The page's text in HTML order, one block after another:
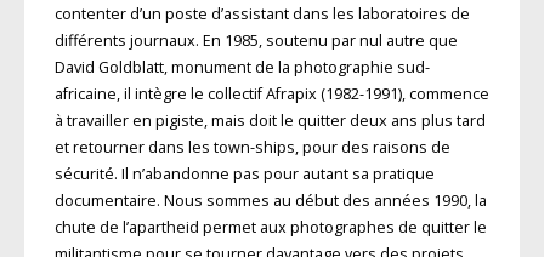
contenter d’un poste d’assistant dans les laboratoires de
différents journaux. En 1985, soutenu par nul autre que
David Goldblatt, monument de la photographie sud-
africaine, il intègre le collectif Afrapix (1982-1991), commence
à travailler en pigiste, mais doit le quitter deux ans plus tard
et retourner dans les town­-ships, pour des raisons de
sécurité. Il n’abandonne pas pour autant sa pratique
documentaire. Nous sommes au début des années 1990, la
chute de l’apartheid permet aux photographes de quitter le